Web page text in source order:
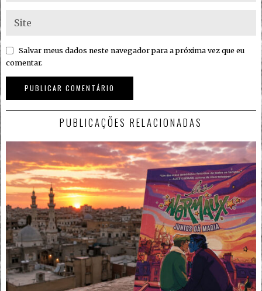
Salvar meus dados neste navegador para a próxima vez que eu
comentar.
PUBLICAÇÕES RELACIONADAS